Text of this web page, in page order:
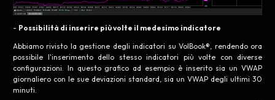
- Possibilità di inserire più volte il medesimo indicatore
Abbiamo rivisto la gestione degli indicatori su VolBook®, rendendo ora
possibile l'inserimento dello stesso indicatori più volte con diverse
configurazioni. In questo grafico ad esempio è inserito sia un VWAP
giornaliero con le sue deviazioni standard, sia un VWAP degli ultimi 30
minuti.